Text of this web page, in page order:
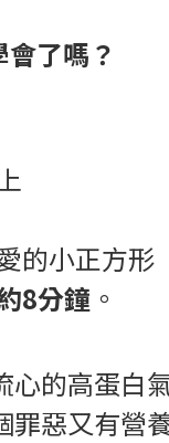
了嗎？
的小正方形
8分鐘 。
心的高蛋白
惡又有營